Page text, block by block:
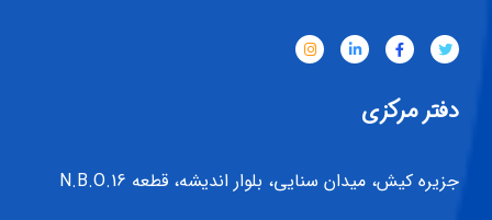
دفتر مرکزی
جزیره کیش، میدان سنایی، بلوار اندیشه، قطعه N.B.O.16